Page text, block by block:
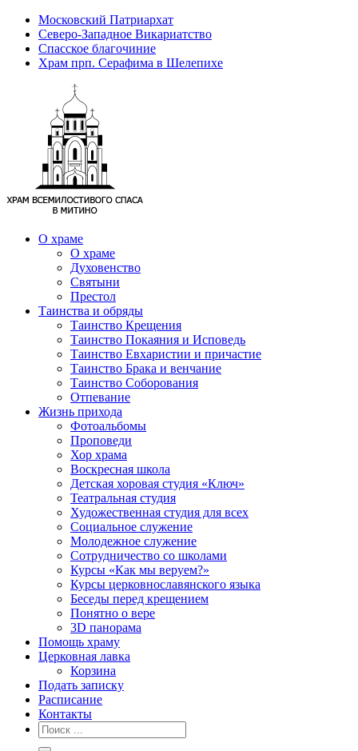
Московский Патриархат
Северо-Западное Викариатство
Спасское благочиние
Храм прп. Серафима в Шелепихе
О храме
О храме
Духовенство
Святыни
Престол
Таинства и обряды
Таинство Крещения
Таинство Покаяния и Исповедь
Таинство Евхаристии и причастие
Таинство Брака и венчание
Таинство Соборования
Отпевание
Жизнь прихода
Фотоальбомы
Проповеди
Хор храма
Воскресная школа
Детская хоровая студия «Ключ»
Театральная студия
Х​удожественная студия для всех
Социальное служение
Молодежное служение
Сотрудничество со школами
Курсы «Как мы веруем?»
Курсы церковнославянского языка
Беседы перед крещением
Понятно о вере
3D панорама
Помощь храму
Церковная лавка
Корзина
Подать записку
Расписание
Контакты